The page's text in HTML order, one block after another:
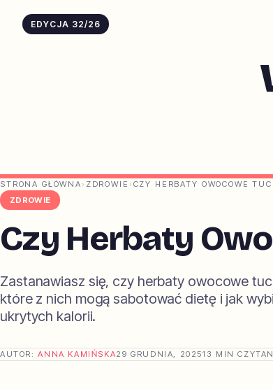
EDYCJA 32/26
STRONA GŁÓWNA › ZDROWIE › CZY HERBATY OWOCOWE
ZDROWIE
Czy Herbaty
Zastanawiasz się, czy herbaty owocowe
które z nich mogą sabotować dietę i jak
ukrytych kalorii.
AUTOR:ANNA KAMIŃSKA29 GRUDNIA, 202513 MIN